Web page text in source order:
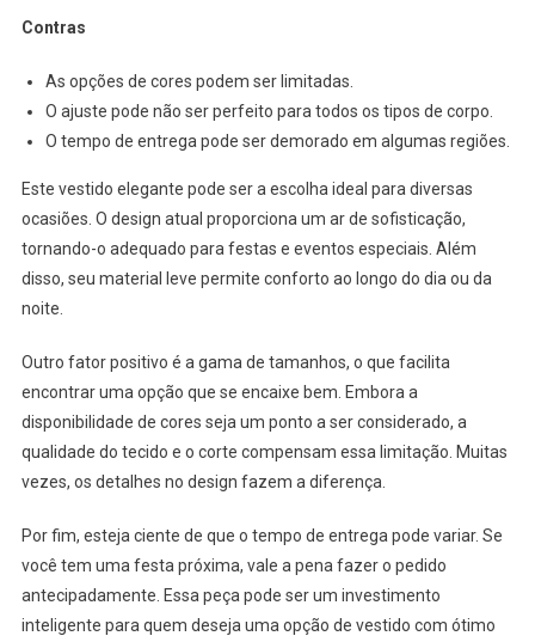
Contras
As opções de cores podem ser limitadas.
O ajuste pode não ser perfeito para todos os tipos de corpo.
O tempo de entrega pode ser demorado em algumas regiões.
Este vestido elegante pode ser a escolha ideal para diversas
ocasiões. O design atual proporciona um ar de sofisticação,
tornando-o adequado para festas e eventos especiais. Além
disso, seu material leve permite conforto ao longo do dia ou da
noite.
Outro fator positivo é a gama de tamanhos, o que facilita
encontrar uma opção que se encaixe bem. Embora a
disponibilidade de cores seja um ponto a ser considerado, a
qualidade do tecido e o corte compensam essa limitação. Muitas
vezes, os detalhes no design fazem a diferença.
Por fim, esteja ciente de que o tempo de entrega pode variar. Se
você tem uma festa próxima, vale a pena fazer o pedido
antecipadamente. Essa peça pode ser um investimento
inteligente para quem deseja uma opção de vestido com ótimo